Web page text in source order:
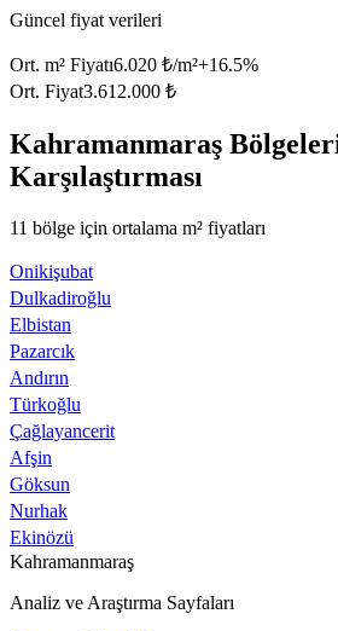
Güncel fiyat verileri
Ort. m² Fiyatı6.020 ₺/m²+16.5%
Ort. Fiyat3.612.000 ₺
Kahramanmaraş
Karşılaştırması
11 bölge için ortalama m² fiyatları
Onikişubat
Dulkadiroğlu
Elbistan
Pazarcık
Andırın
Türkoğlu
Çağlayancerit
Afşin
Göksun
Nurhak
Ekinözü
Kahramanmaraş
Analiz ve Araştırma Sayfaları